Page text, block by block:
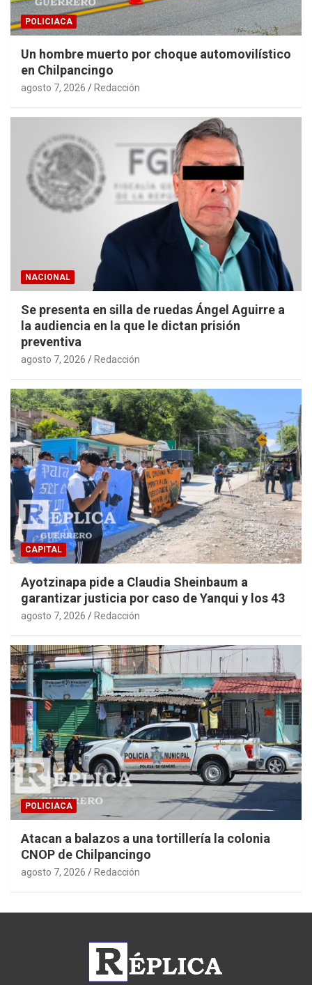
POLICIACA
Un hombre muerto por choque automovilístico
en Chilpancingo
agosto 7, 2026 Redacción
NACIONAL
Se presenta en silla de ruedas Ángel Aguirre a
la audiencia en la que le dictan prisión
preventiva
agosto 7, 2026 Redacción
CAPITAL
Ayotzinapa pide a Claudia Sheinbaum a
garantizar justicia por caso de Yanqui y los 43
agosto 7, 2026 Redacción
POLICIACA
Atacan a balazos a una tortillería la colonia
CNOP de Chilpancingo
agosto 7, 2026 Redacción